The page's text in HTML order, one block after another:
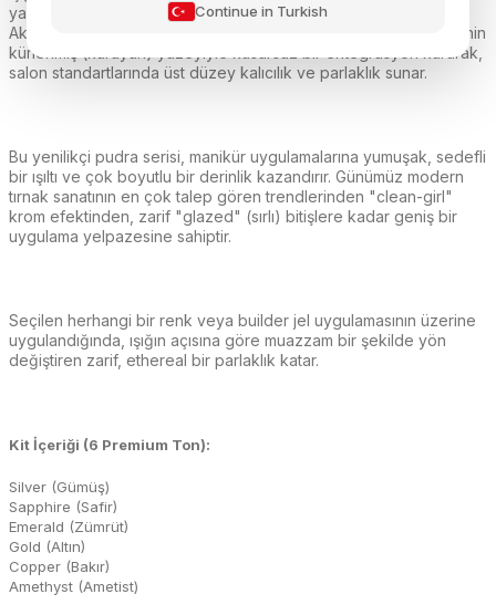
yapısıyla tırnak yüzeyinde aydınlık ve pürüzsüz bir bitiş sağlar.
Akzéntz Shine-On™ gibi no-wipe (silinmeyen) top coat ürünlerinin
kürlenmiş (kuruyan) yüzeyiyle kusursuz bir entegrasyon kurarak,
salon standartlarında üst düzey kalıcılık ve parlaklık sunar.
Bu yenilikçi pudra serisi, manikür uygulamalarına yumuşak, sedefli
bir ışıltı ve çok boyutlu bir derinlik kazandırır. Günümüz modern
tırnak sanatının en çok talep gören trendlerinden "clean-girl"
krom efektinden, zarif "glazed" (sırlı) bitişlere kadar geniş bir
uygulama yelpazesine sahiptir.
Seçilen herhangi bir renk veya builder jel uygulamasının üzerine
uygulandığında, ışığın açısına göre muazzam bir şekilde yön
değiştiren zarif, ethereal bir parlaklık katar.
Kit İçeriği (6 Premium Ton):
Silver (Gümüş)
Sapphire (Safir)
Emerald (Zümrüt)
Gold (Altın)
Copper (Bakır)
Amethyst (Ametist)
Continue in Turkish